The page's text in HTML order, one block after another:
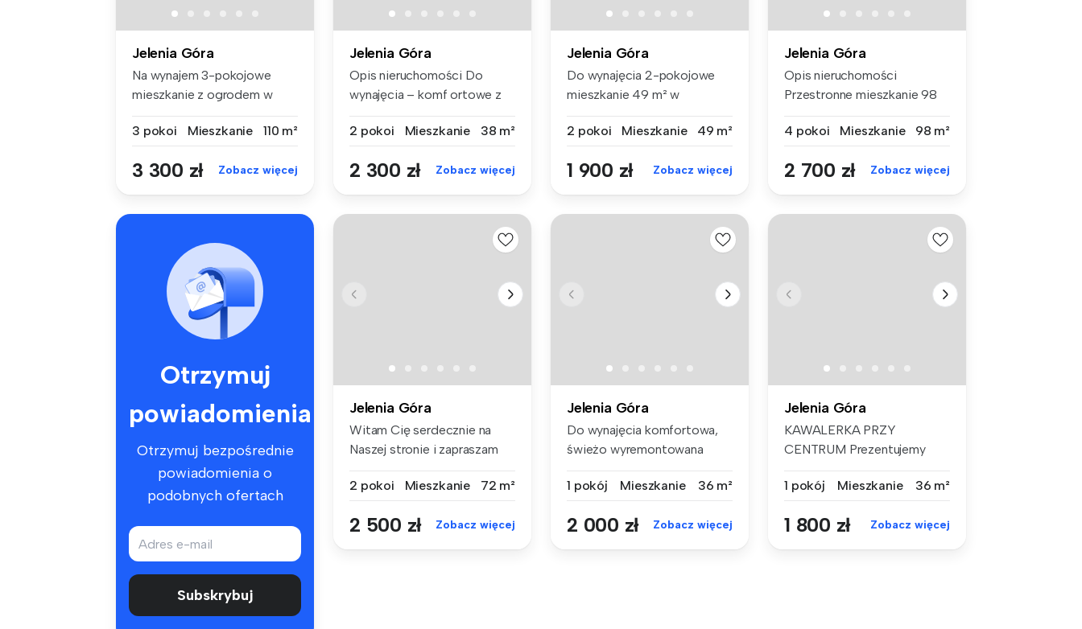
Jelenia Góra
Na wynajem 3-pokojowe
mieszkanie z ogrodem w
3 pokoi
Mieszkanie 110 m²
3 300 zł Zobacz więcej
Jelenia Góra
Opis nieruchomości Do
wynajęcia – komf ortowe z
2 pokoi
Mieszkanie 38 m²
2 300 zł Zobacz więcej
Jelenia Góra
Do wynajęcia 2-pokojowe
mieszkanie 49 m² w
2 pokoi
Mieszkanie 49 m²
1 900 zł Zobacz więcej
Jelenia Góra
Opis nieruchomości
Przestronne mieszkanie 98
4 pokoi
Mieszkanie 98 m²
2 700 zł Zobacz więcej
Otrzymuj
powiadomienia
Otrzymuj bezpośrednie
powiadomienia o
podobnych ofertach
Subskrybuj
Jelenia Góra
Witam Cię serdecznie na
Naszej stronie i zapraszam
2 pokoi
Mieszkanie 72 m²
2 500 zł Zobacz więcej
Jelenia Góra
Do wynajęcia komfortowa,
świeżo wyremontowana
1 pokój
Mieszkanie 36 m²
2 000 zł Zobacz więcej
Jelenia Góra
KAWALERKA PRZY
CENTRUM Prezentujemy
1 pokój
Mieszkanie 36 m²
1 800 zł Zobacz więcej